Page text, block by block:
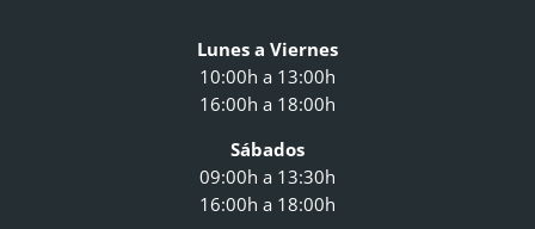
Lunes a Viernes
10:00h a 13:00h
16:00h a 18:00h
Sábados
09:00h a 13:30h
16:00h a 18:00h